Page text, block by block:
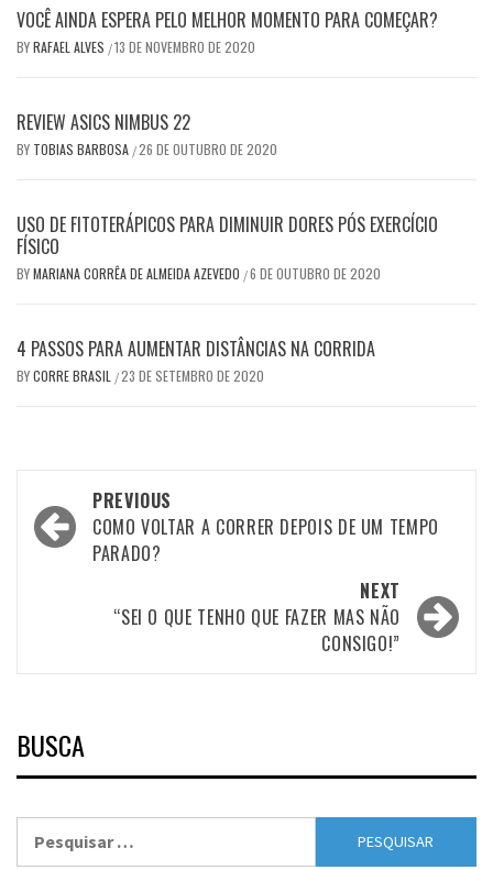
VOCÊ AINDA ESPERA PELO MELHOR MOMENTO PARA COMEÇAR?
BYRAFAEL ALVES /13 DE NOVEMBRO DE 2020
REVIEW ASICS NIMBUS 22
BY TOBIAS BARBOSA /26 DE OUTUBRO DE 2020
USO DE FITOTERÁPICOS PARA DIMINUIR DORES PÓS EXERCÍCIO
FÍSICO
BYMARIANA CORRÊA DE ALMEIDA AZEVEDO /6 DE OUTUBRO DE 2020
4 PASSOS PARA AUMENTAR DISTÂNCIAS NA CORRIDA
BYCORRE BRASIL /23 DE SETEMBRO DE 2020
Post
navigation
PREVIOUS
COMO VOLTAR A CORRER DEPOIS DE UM TEMPO
PARADO?
NEXT
“SEI O QUE TENHO QUE FAZER MAS NÃO
CONSIGO!”
BUSCA
por: